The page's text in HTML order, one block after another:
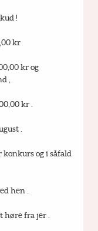
!
kr
kr og
,
kr .
.
og i såfald
hen .
høre fra jer .